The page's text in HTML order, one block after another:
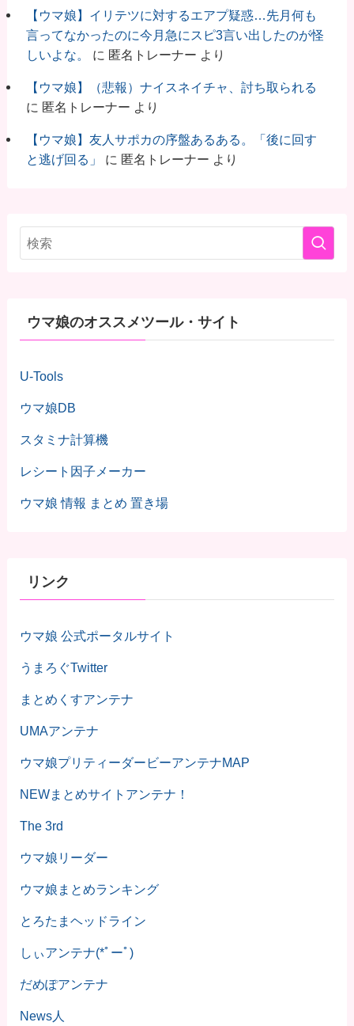
【ウマ娘】イリテツに対するエアプ疑惑…先月何も
言ってなかったのに今月急にスピ3言い出したのが怪
しいよな。
に 匿名トレーナー より
【ウマ娘】（悲報）ナイスネイチャ、討ち取られる
に 匿名トレーナー より
【ウマ娘】友人サポカの序盤あるある。「後に回す
と逃げ回る」
に 匿名トレーナー より
ウマ娘のオススメツール・サイト
U-Tools
ウマ娘DB
スタミナ計算機
レシート因子メーカー
ウマ娘 情報 まとめ 置き場
リンク
ウマ娘 公式ポータルサイト
うまろぐTwitter
まとめくすアンテナ
UMAアンテナ
ウマ娘プリティーダービーアンテナMAP
NEWまとめサイトアンテナ！
The 3rd
ウマ娘リーダー
ウマ娘まとめランキング
とろたまヘッドライン
しぃアンテナ(*ﾟーﾟ)
だめぽアンテナ
News人